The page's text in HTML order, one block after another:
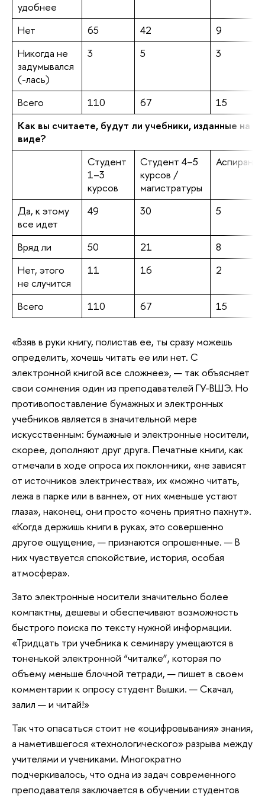
удобнее
Нет
65 42
9
Никогда не
задумывался
(-лась)
3 5 3
Всего 110 67
15
Как вы считаете, будут ли учебники, изданные на
виде?
Студент
1–3
курсов
Студент 4–5
курсов /
магистратуры
Аспирант
Да, к этому
все идет
49 30 5
Вряд ли 50 21
8
Нет, этого
не случится
11 16 2
Всего 110 67 15
«Взяв в руки книгу, полистав ее, ты сразу можешь
определить, хочешь читать ее или нет. С
электронной книгой все сложнее», — так объясняет
свои сомнения один из преподавателей ГУ-ВШЭ. Но
противопоставление бумажных и электронных
учебников является в значительной мере
искусственным: бумажные и электронные носители,
скорее, дополняют друг друга. Печатные книги, как
отмечали в ходе опроса их поклонники, «не зависят
от источников электричества», их «можно читать,
лежа в парке или в ванне», от них «меньше устают
глаза», наконец, они просто «очень приятно пахнут».
«Когда держишь книги в руках, это совершенно
другое ощущение, — признаются опрошенные. — В
них чувствуется спокойствие, история, особая
атмосфера».
Зато электронные носители значительно более
компактны, дешевы и обеспечивают возможность
быстрого поиска по тексту нужной информации.
«Тридцать три учебника к семинару умещаются в
тоненькой электронной “читалке”, которая по
объему меньше блочной тетради, — пишет в своем
комментарии к опросу студент Вышки. — Скачал,
залил — и читай!»
Так что опасаться стоит не «оцифровывания» знания,
а наметившегося «технологического» разрыва между
учителями и учениками. Многократно
подчеркивалось, что одна из задач современного
преподавателя заключается в обучении студентов